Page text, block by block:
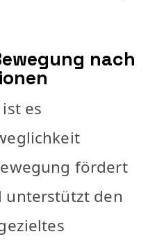
nach
es
fördert
unterstützt den